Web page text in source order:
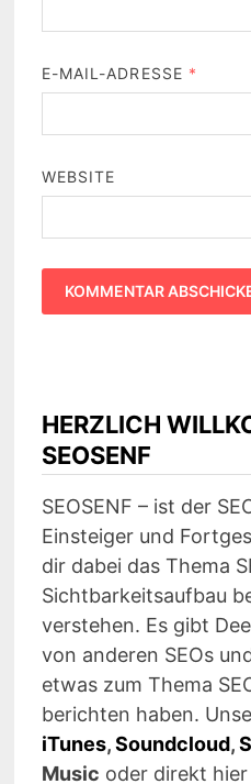
E-MAIL-ADRESSE *
WEBSITE
HERZLICH
SEOSENF
SEOSENF – ist der
Einsteiger und
dir dabei das Thema
Sichtbarkeitsaufbau
verstehen. Es gibt
von anderen SEOs
etwas zum Thema
berichten haben.
iTunes,Soundcloud,
Music oder direkt